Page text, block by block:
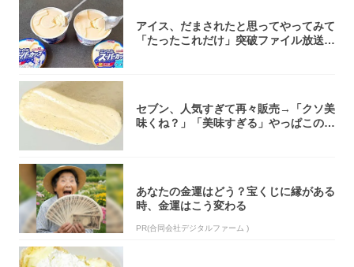
アイス、だまされたと思ってやってみて
「たったこれだけ」突破ファイル放送で
セブン、人気すぎて再々販売→「クソ美
味くね？」「美味すぎる」やっぱこのク
あなたの金運はどう？宝くじに縁がある
時、金運はこう変わる
PR(合同会社デジタルファーム )